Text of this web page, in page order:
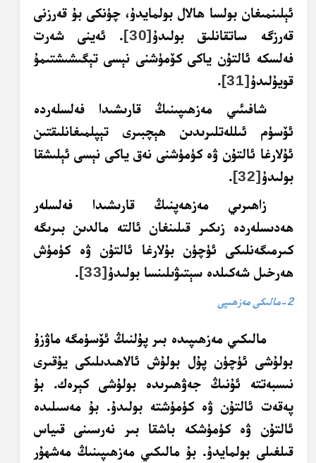
ئېلىنمىغان بولسا ھالال بولمايدۇ، چۈنكى بۇ قەرزنى
قەرزگە ساتقانلىق بولىدۇ[30]. ئەينى شەرت
فەلسكە ئالتۇن ياكى كۆمۈشنى نېسى تېگىشىشتىمۇ
قويۇلىدۇ[31]
.
شافىئىي مەزھىپىنىڭ قارىشىدا فەلسلەردە
ئۆسۈم ئىللەتلىرىدىن ھېچبىرى تېپلمىغانلىقتىن
ئۇلارغا ئالتۇن ۋە كۈمۈشنى نەق ياكى نېسى ئېلىشقا
بولىدۇ[32]
.
زاھىرىي مەزھەپنىڭ قارىشىدا فەلسلەر
ھەدىسلەردە زىكىر قىلىنغان ئالتە مالدىن بىرىگە
كىرمىگەنلىكى ئۈچۈن بۇلارغا ئالتۇن ۋە كۈمۈش
ھەرخىل شەكىلدە سېتىۋىلىنسا بولىدۇ[33]
.
2-مالىكى مەزھىپى
مالىكىي مەزھىپىدە بىر پۇلنىڭ ئۆسۈمگە ماۋزۇ
بولۇشى ئۈچۈن پۇل بولۇش ئالاھىدىلىكى يۇقىرى
نىسبەتتە ئۇنىڭ جەۋھىرىدە بولۇشى كېرەك. بۇ
پەقەت ئالتۇن ۋە كۈمۈشتە بولىدۇ. بۇ مەسىلىدە
ئالتۇن ۋە كۈمۈشكە باشقا بىر نەرسىنى قىياس
قىلغىلى بولمايدۇ. بۇ مالىكىي مەزھىپىنىڭ مەشھۇر